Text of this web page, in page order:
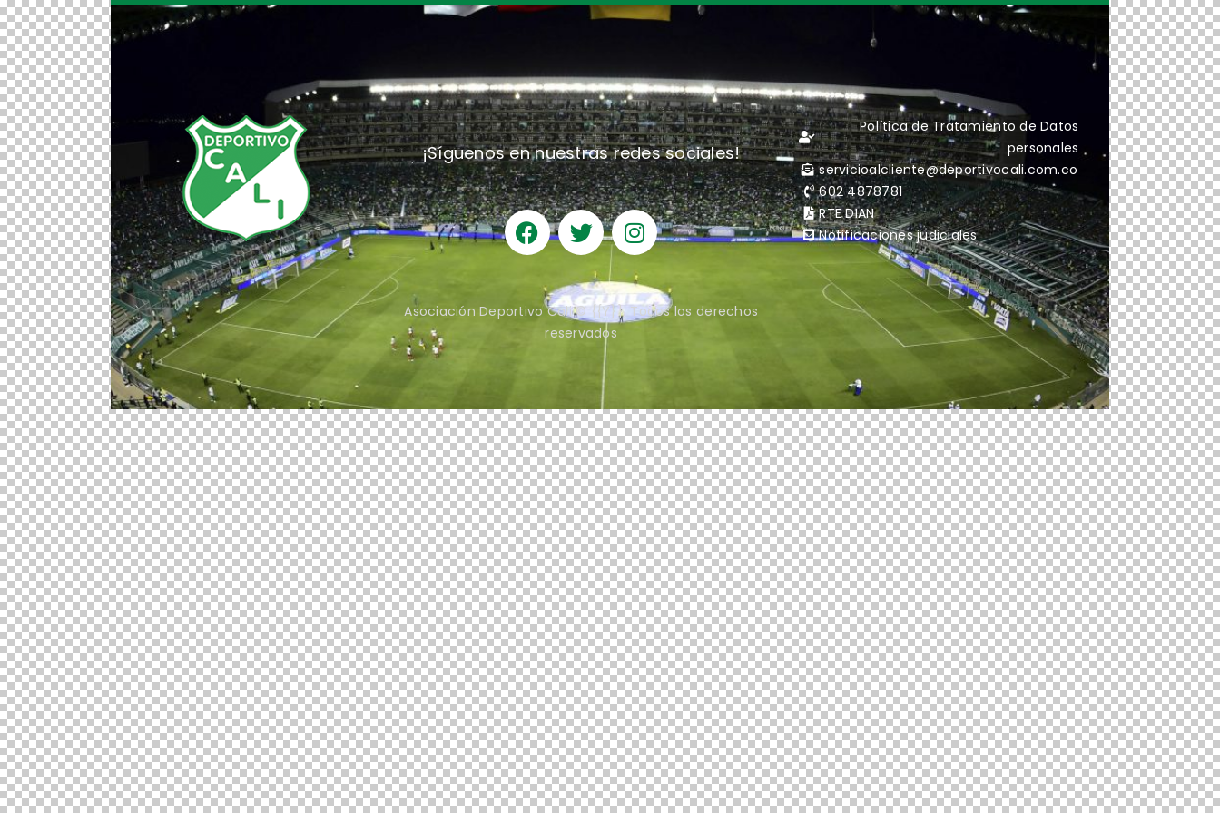
¡Síguenos en nuestras redes sociales!
Asociación Deportivo Cali © {{Y}}. Todos los derechos
reservados
Política de Tratamiento de Datos
personales
servicioalcliente@deportivocali.com.co
602 4878781
RTE DIAN
Notificaciones judiciales